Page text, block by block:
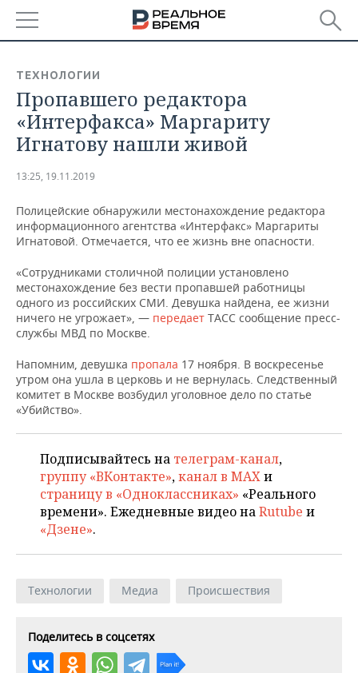
БАШКОРТОСТАН
ТАТАРСТАН
НОВОСТИ
АНАЛИТИКА
ДЕКЛАРАЦИИ О ДОХОДАХ
КОРОЛИ ГОСЗАКАЗА ПФО
ВУЗЫ ТАТАРСТАНА
КОМУ ПРИНАДЛЕЖАТ
ТОРГОВЫЕ ЦЕНТРЫ
ТАТАРСТАНА
НОВОСТИ ЭКОНОМИКИ
ФИНАНСЫ
БАНКИ
БЮДЖЕТ
ПРОМЫШЛЕННОСТЬ
НОВОСТИ
АГРОПРОМ
МАШИНОСТРОЕНИЕ
НЕФТЕХИМИЯ
НЕФТЬ
ОПК
ЭНЕРГЕТИКА
НЕДВИЖИМОСТЬ
НОВОСТИ НЕДВИЖИМОСТИ
АВТО
НОВОСТИ АВТО
БИЗНЕС
РОЗНИЧНАЯ ТОРГОВЛЯ
УСЛУГИ
НОВОСТИ ТЕХНОЛОГИЙ
МЕДИА
ТЕЛЕКОММУНИКАЦИИ
МЕРОПРИЯТИЯ
ВЫЕЗДНАЯ РЕДАКЦИЯ
БИЗНЕС-БРАНЧИ
ONLINE-КОНФЕРЕНЦИИ
НОВОСТИ СПОРТА
ФУТБОЛ
ХОККЕЙ
КИБЕРСПОРТ
ОБЩЕСТВО
НОВОСТИ ОБЩЕСТВА
ВЛАСТЬ
КУЛЬТУРА
ФОТОГАЛЕРЕЯ
СЮЖЕТЫ
СПИСОК КОМПАНИЙ
ТЕХНОЛОГИИ
Пропавшего редактора
«Интерфакса» Маргариту
Игнатову нашли живой
13:25, 19.11.2019
Полицейские обнаружили местонахождение редактора
информационного агентства «Интерфакс» Маргариты
Игнатовой. Отмечается, что ее жизнь вне опасности.
«Сотрудниками столичной полиции установлено
местонахождение без вести пропавшей работницы
одного из российских СМИ. Девушка найдена, ее жизни
ничего не угрожает», — передает ТАСС сообщение пресс-
службы МВД по Москве.
Напомним, девушка пропала 17 ноября. В воскресенье
утром она ушла в церковь и не вернулась. Следственный
комитет в Москве возбудил уголовное дело по статье
«Убийство».
Подписывайтесь на телеграм-канал,
группу «ВКонтакте»,канал в MAXи
страницу в «Одноклассниках» «Реального
времени». Ежедневные видео наRutube и
«Дзене».
Технологии Медиа Происшествия
Поделитесь в соцсетях